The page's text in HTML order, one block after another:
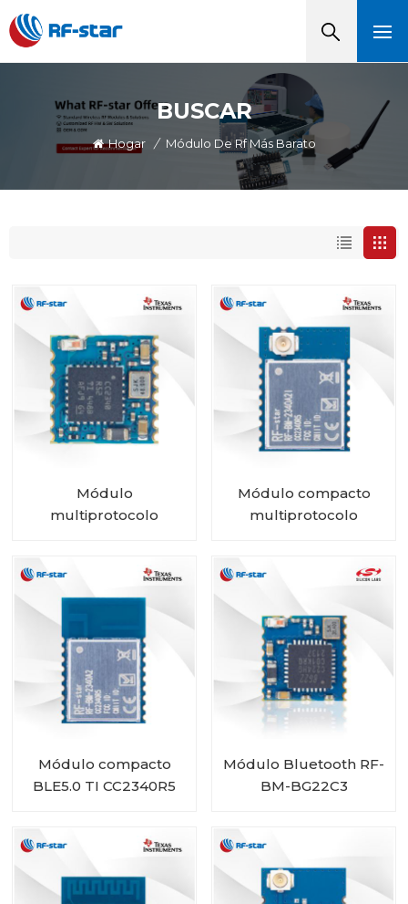
BUSCAR
Hogar / Módulo De Rf Más Barato
Módulo
multiprotocolo
Módulo compacto
multiprotocolo
Módulo compacto
BLE5.0 TI CC2340R5
Módulo Bluetooth RF-
BM-BG22C3